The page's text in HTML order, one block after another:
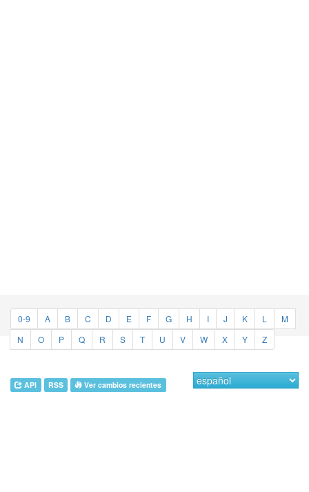
0-9 A B C D E F G H I J K L
M
N
O P Q R S T U V W X Y Z
API RSS Ver cambios recientes